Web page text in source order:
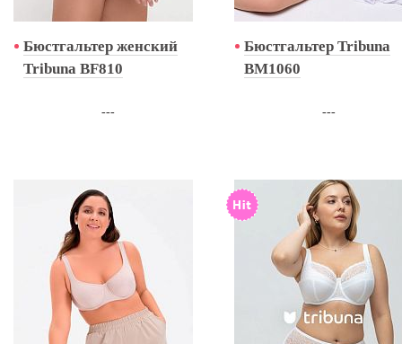
Бюстгальтер женский
Tribuna BF810
---
Бюстгальтер Tribuna
BM1060
---